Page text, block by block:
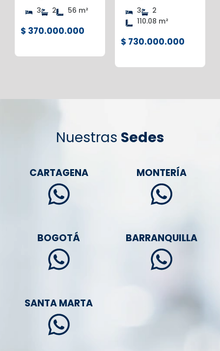
3 2 56 m²
$ 370.000.000
3
2
110.08 m²
$ 730.000.000
Nuestras Sedes
CARTAGENA MONTERÍA
BOGOTÁ BARRANQUILLA
SANTA MARTA